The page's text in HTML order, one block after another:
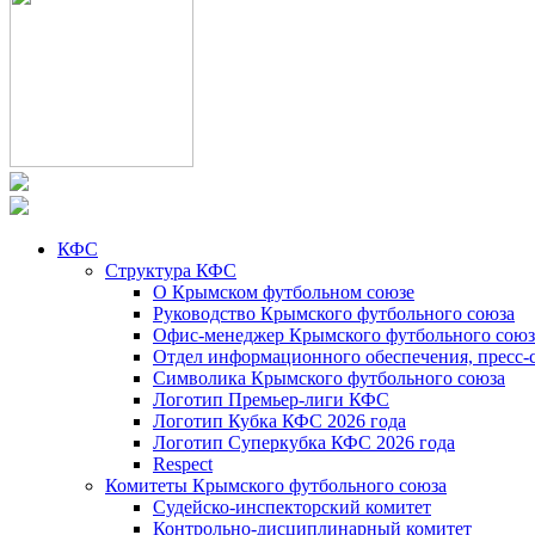
КФС
Структура КФС
О Крымском футбольном союзе
Руководство Крымского футбольного союза
Офис-менеджер Крымского футбольного
Отдел информационного обеспечения, пресс-
Символика Крымского футбольного союза
Логотип Премьер-лиги КФС
Логотип Кубка КФС 2026 года
Логотип Суперкубка КФС 2026 года
Respect
Комитеты Крымского футбольного союза
Судейско-инспекторский комитет
Контрольно-дисциплинарный комитет